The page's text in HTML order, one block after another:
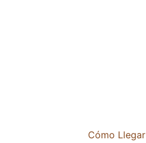
Cómo Llegar